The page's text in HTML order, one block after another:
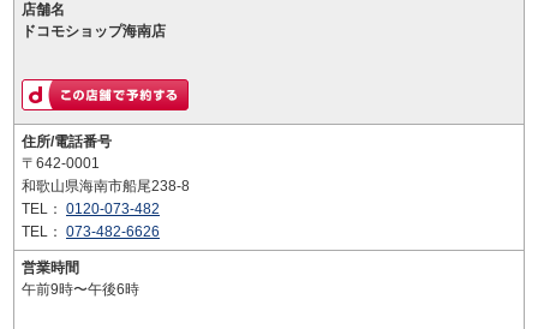
店舗名
ドコモショップ海南店
住所/電話番号
〒642-0001
和歌山県海南市船尾238-8
TEL： 0120-073-482
TEL： 073-482-6626
営業時間
午前9時〜午後6時